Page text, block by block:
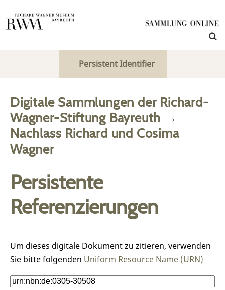
Persistent Identifier
Digitale Sammlungen der Richard-
Wagner-Stiftung Bayreuth →
Nachlass Richard und Cosima
Wagner
Persistente
Referenzierungen
Um dieses digitale Dokument zu zitieren, verwenden
Sie bitte folgenden Uniform Resource Name (URN)